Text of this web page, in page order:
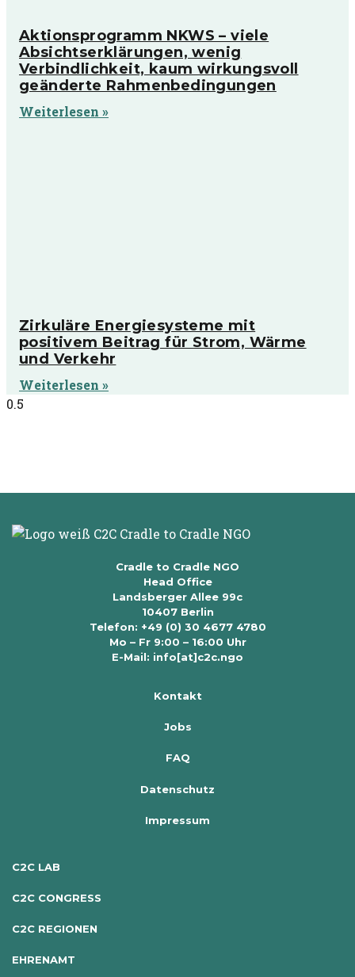
Aktionsprogramm NKWS – viele
Absichtserklärungen, wenig
Verbindlichkeit, kaum wirkungsvoll
geänderte Rahmenbedingungen
Weiterlesen »
Zirkuläre Energiesysteme mit
positivem Beitrag für Strom, Wärme
und Verkehr
Weiterlesen »
Cradle to Cradle NGO
Head Office
Landsberger Allee 99c
10407 Berlin
Telefon: +49 (0) 30 4677 4780
Mo – Fr 9:00 – 16:00 Uhr
E-Mail: info[at]c2c.ngo
Kontakt
Jobs
FAQ
Datenschutz
Impressum
C2C LAB
C2C CONGRESS
C2C REGIONEN
EHRENAMT